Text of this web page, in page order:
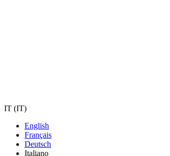
IT (IT)
English
Français
Deutsch
Italiano